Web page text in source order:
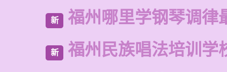
新 福州哪里学钢琴调律
新 福州民族唱法培训学